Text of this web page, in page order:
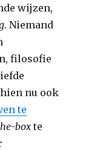
wijzen,
. Niemand
filosofie
nu ook
te
boxte